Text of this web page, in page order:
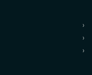
›
›
›